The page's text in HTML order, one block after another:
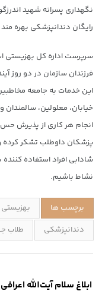
نگهداری پسرانه شهید
رایگان دندانپزشکی بهره
سرپرست اداره کل بهزیستی
فرزندان سازمان در دو روز
این خدمات به جامعه
خیابان، معلولین،
انجام هر کاری از پذیرش
پزشکان داوطلب تشکر کرده
شادابی افراد استفاده
نشاط باشیم.
برچسب ها بهزیستی
دندانپزشکی
طلاب
ابلاغ سلام آیت‌الله